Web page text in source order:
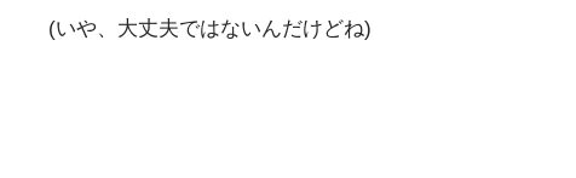
(いや、大丈夫ではないんだけどね)